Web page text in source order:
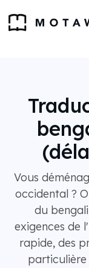
Vous
occidental ?
du
exigences de
rapide, des